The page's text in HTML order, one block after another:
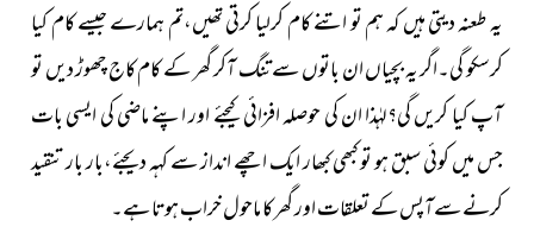
یہ طعنہ دیتی ہیں کہ ہم تو اتنے کام کرلیا کرتی تھیں،تم ہمارے جیسے کام کیا
کرسکو گی۔اگر یہ بچیاں ان باتوں سے تنگ آکر گھر کے کام کاج چھوڑ دیں تو
آپ کیا کریں گی؟لہٰذا ان کی حوصلہ افزائی کیجئے اور اپنے ماضی کی ایسی بات
جس میں کوئی سبق ہو تو کبھی کبھار ایک اچھے انداز سے کہہ دیجئے،بار بار تنقید
کرنے سےآپس کے تعلقات اور گھر کا ماحول خراب ہوتا ہے۔